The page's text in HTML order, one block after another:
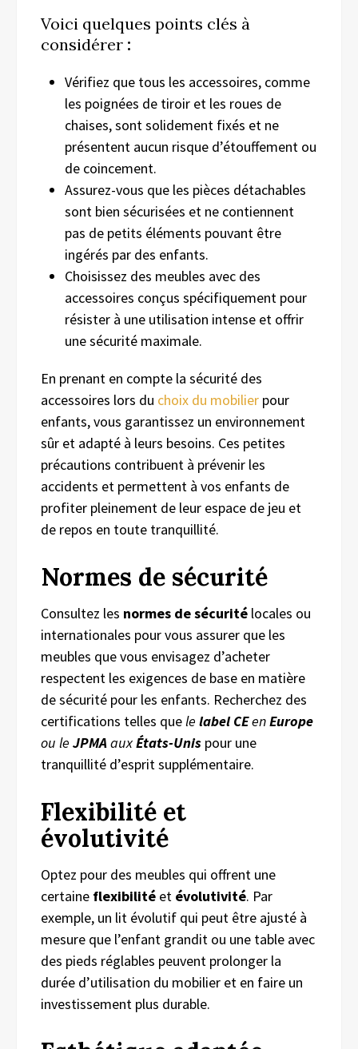
Voici quelques points clés à
considérer :
Vérifiez que tous les accessoires, comme
les poignées de tiroir et les roues de
chaises, sont solidement fixés et ne
présentent aucun risque d’étouffement ou
de coincement.
Assurez-vous que les pièces détachables
sont bien sécurisées et ne contiennent
pas de petits éléments pouvant être
ingérés par des enfants.
Choisissez des meubles avec des
accessoires conçus spécifiquement pour
résister à une utilisation intense et offrir
une sécurité maximale.
En prenant en compte la sécurité des
accessoires lors du choix du mobilier pour
enfants, vous garantissez un environnement
sûr et adapté à leurs besoins. Ces petites
précautions contribuent à prévenir les
accidents et permettent à vos enfants de
profiter pleinement de leur espace de jeu et
de repos en toute tranquillité.
Normes de sécurité
Consultez les normes de sécurité locales ou
internationales pour vous assurer que les
meubles que vous envisagez d’acheter
respectent les exigences de base en matière
de sécurité pour les enfants. Recherchez des
certifications telles quele label CEenEurope
ou le JPMAauxÉtats-Unis pour une
tranquillité d’esprit supplémentaire.
Flexibilité et
évolutivité
Optez pour des meubles qui offrent une
certaine flexibilité et évolutivité. Par
exemple, un lit évolutif qui peut être ajusté à
mesure que l’enfant grandit ou une table avec
des pieds réglables peuvent prolonger la
durée d’utilisation du mobilier et en faire un
investissement plus durable.